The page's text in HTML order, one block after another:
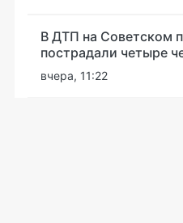
В ДТП на Советском
пострадали четыре
вчера, 11:22